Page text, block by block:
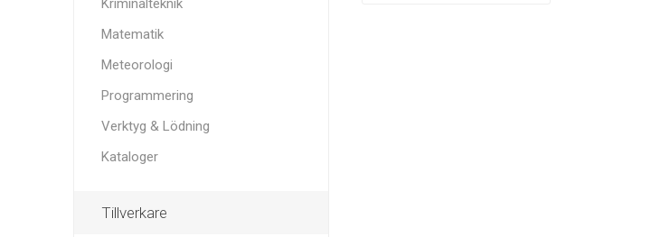
Kriminalteknik
Matematik
Meteorologi
Programmering
Verktyg & Lödning
Kataloger
Tillverkare